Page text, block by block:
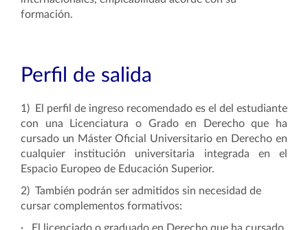
formación.
Perfil de salida
1)
El perfil de ingreso recomendado es el del estudiante
con una Licenciatura o Grado en Derecho que ha
cursado un Máster Oficial Universitario en Derecho en
cualquier institución universitaria integrada en el
Espacio Europeo de Educación Superior.
2) También podrán ser admitidos sin necesidad de
cursar complementos formativos: